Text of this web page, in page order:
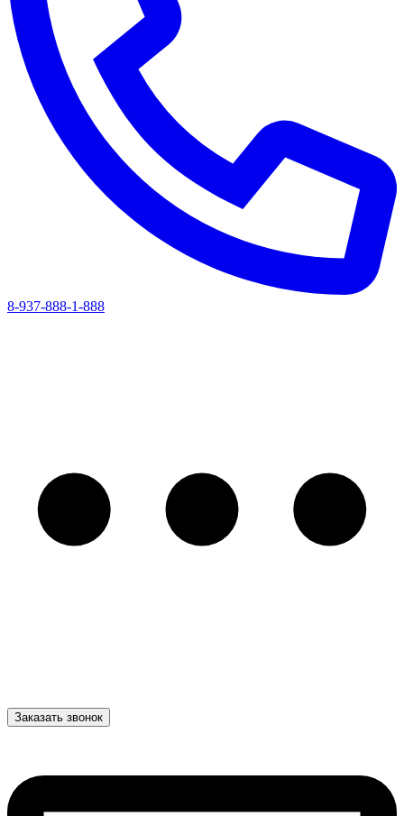
8-937-888-1-888
Заказать звонок